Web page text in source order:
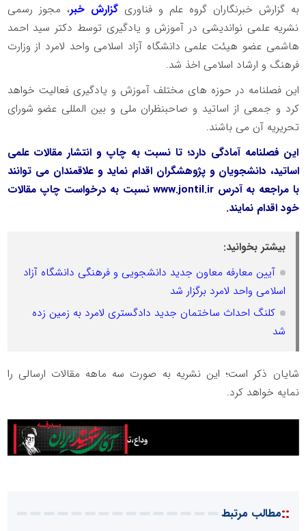
به گزارش خبرنگاران گروه علم و فناوری گزارش خبر، مجوز رسمی
نشریه علمی نواندیشی در آموزش و یادگیری توسط دکتر سید احمد
هاشمی عضو هیئت علمی دانشگاه آزاد اسلامی واحد لامرد از وزارت
فرهنگ و ارشاد اسلامی اخذ شد.
این فصلنامه در حوزه های مختلف آموزش و یادگیری فعالیت خواهد
کرد و جمعی از اساتید و صاحبنظران ملی و بین المللی عضو شورای
تحریریه آن می باشند.
این فصلنامه آمادگی دارد؛ تا نسبت به چاپ و انتشار مقالات علمی
اساتید، دانشجویان و پژوهشگران اقدام نماید و علاقمندان می توانند
با مراجعه به آدرس www.jontil.ir نسبت به درخواست چاپ مقالات
خود اقدام نمایند.
بیشتر بخوانید:
آیین معارفه معاون جدید دانشجویی و فرهنگی دانشگاه آزاد
اسلامی واحد لامرد برگزار شد
کلنگ احداث ساختمان جدید دادگستری لامرد به زمین زده
شد
شایان ذکر است؛ این نشریه به صورت سه ماهه مقالات ارسالی را
نمایه خواهد کرد.
::مطالب مرتبط